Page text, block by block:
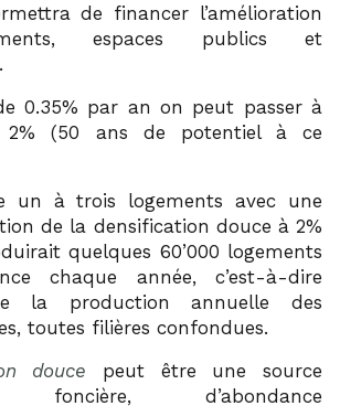
de financer l’amélioration
espaces publics et
0.35% par an on peut passer à
2% (50 ans de potentiel à ce
un à trois logements avec une
de la densification douce à 2%
quelques 60’000 logements
chaque année, c’est-à-dire
la production annuelle des
toutes filières confondues.
douce peut être une source
foncière, d’abondance